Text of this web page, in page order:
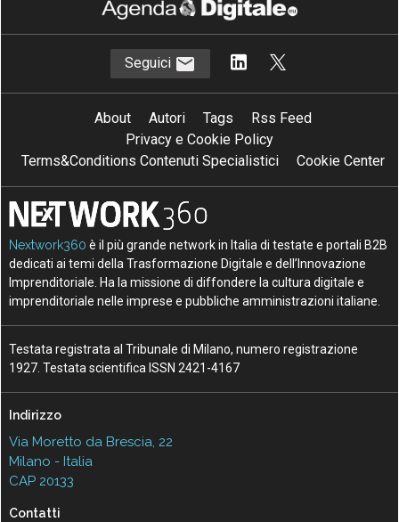
Seguici
About Autori Tags
Rss Feed
Privacy e Cookie Policy
Terms&Conditions Contenuti Specialistici
Cookie Center
Nextwork360 è il più grande network in Italia di testate e portali B2B
dedicati ai temi della Trasformazione Digitale e dell’Innovazione
Imprenditoriale. Ha la missione di diffondere la cultura digitale e
imprenditoriale nelle imprese e pubbliche amministrazioni italiane.
Testata registrata al Tribunale di Milano, numero registrazione
1927. Testata scientifica ISSN 2421-4167
Indirizzo
Via Moretto da Brescia, 22
Milano - Italia
CAP 20133
Contatti